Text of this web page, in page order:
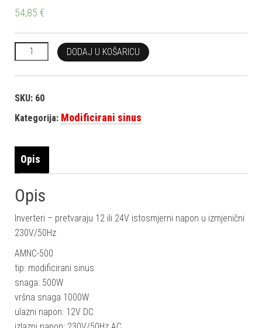
54,85 €
Inverter 500W/1000W mod. sinus 12V količina
DODAJ U KOŠARICU
SKU: 60
Kategorija: Modificirani sinus
Opis
Opis
Inverteri – pretvaraju 12 ili 24V istosmjerni napon u izmjenični
230V/50Hz
AMNC-500
tip: modificirani sinus
snaga: 500W
vršna snaga 1000W
ulazni napon: 12V DC